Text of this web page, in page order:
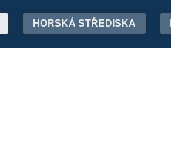
HORSKÁ STŘEDISKA